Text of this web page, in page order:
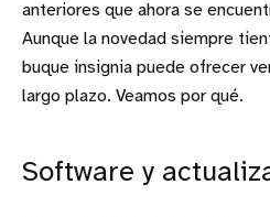
anteriores que ahora se
Aunque la novedad siempre
buque insignia puede ofrecer
largo plazo. Veamos por qué.
Software y